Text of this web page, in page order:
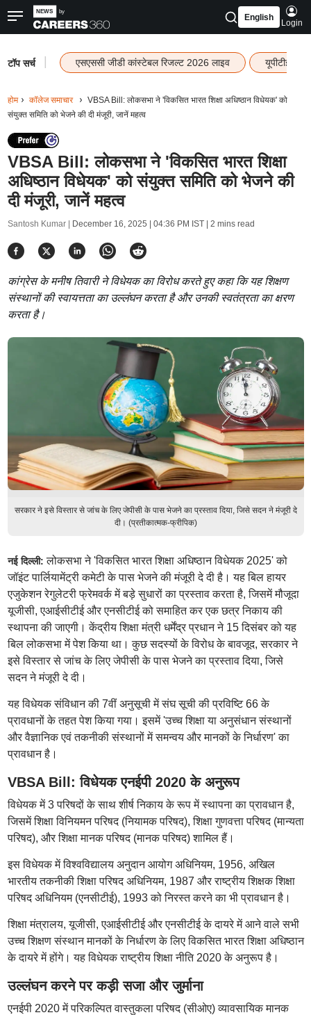
English
Login
टॉप सर्च एसएससी जीडी कांस्टेबल रिजल्ट 2026 लाइव यूपीटीईटी
होम कॉलेज समाचार
VBSA Bill: लोकसभा ने 'विकसित भारत शिक्षा अधिष्ठान विधेयक' को
संयुक्त समिति को भेजने की दी मंजूरी, जानें महत्व
VBSA Bill: लोकसभा ने 'विकसित भारत शिक्षा
अधिष्ठान विधेयक' को संयुक्त समिति को भेजने की
दी मंजूरी, जानें महत्व
Santosh Kumar | December 16, 2025 | 04:36 PM IST| 2 mins read
कांग्रेस के मनीष तिवारी ने विधेयक का विरोध करते हुए कहा कि यह शिक्षण
संस्थानों की स्वायत्तता का उल्लंघन करता है और उनकी स्वतंत्रता का क्षरण
करता है।
सरकार ने इसे विस्तार से जांच के लिए जेपीसी के पास भेजने का प्रस्ताव दिया, जिसे सदन ने मंजूरी दे
दी। (प्रतीकात्मक-फ्रीपिक)
नई दिल्ली:लोकसभा ने 'विकसित भारत शिक्षा अधिष्ठान विधेयक 2025' को
जॉइंट पार्लियामेंट्री कमेटी के पास भेजने की मंजूरी दे दी है। यह बिल हायर
एजुकेशन रेगुलेटरी फ्रेमवर्क में बड़े सुधारों का प्रस्ताव करता है, जिसमें मौजूदा
यूजीसी, एआईसीटीई और एनसीटीई को समाहित कर एक छत्र निकाय की
स्थापना की जाएगी। केंद्रीय शिक्षा मंत्री धर्मेंद्र प्रधान ने 15 दिसंबर को यह
बिल लोकसभा में पेश किया था। कुछ सदस्यों के विरोध के बावजूद, सरकार ने
इसे विस्तार से जांच के लिए जेपीसी के पास भेजने का प्रस्ताव दिया, जिसे
सदन ने मंजूरी दे दी।
यह विधेयक संविधान की 7वीं अनुसूची में संघ सूची की प्रविष्टि 66 के
प्रावधानों के तहत पेश किया गया। इसमें 'उच्च शिक्षा या अनुसंधान संस्थानों
और वैज्ञानिक एवं तकनीकी संस्थानों में समन्वय और मानकों के निर्धारण' का
प्रावधान है।
VBSA Bill: विधेयक एनईपी 2020 के अनुरूप
विधेयक में 3 परिषदों के साथ शीर्ष निकाय के रूप में स्थापना का प्रावधान है,
जिसमें शिक्षा विनियमन परिषद (नियामक परिषद), शिक्षा गुणवत्ता परिषद (मान्यता
परिषद), और शिक्षा मानक परिषद (मानक परिषद) शामिल हैं।
इस विधेयक में विश्वविद्यालय अनुदान आयोग अधिनियम, 1956, अखिल
भारतीय तकनीकी शिक्षा परिषद अधिनियम, 1987 और राष्ट्रीय शिक्षक शिक्षा
परिषद अधिनियम (एनसीटीई), 1993 को निरस्त करने का भी प्रावधान है।
शिक्षा मंत्रालय, यूजीसी, एआईसीटीई और एनसीटीई के दायरे में आने वाले सभी
उच्च शिक्षण संस्थान मानकों के निर्धारण के लिए विकसित भारत शिक्षा अधिष्ठान
के दायरे में होंगे। यह विधेयक राष्ट्रीय शिक्षा नीति 2020 के अनुरूप है।
उल्लंघन करने पर कड़ी सजा और जुर्माना
एनईपी 2020 में परिकल्पित वास्तुकला परिषद (सीओए) व्यावसायिक मानक